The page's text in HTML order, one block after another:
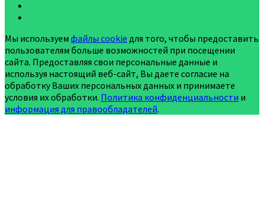
Мы используем файлы cookie для того, чтобы предоставить
пользователям больше возможностей при посещении
сайта. Предоставляя свои персональные данные и
используя настоящий веб-сайт, Вы даете согласие на
обработку Ваших персональных данных и принимаете
условия их обработки. Политика конфиденциальности и
информация для правообладателей.